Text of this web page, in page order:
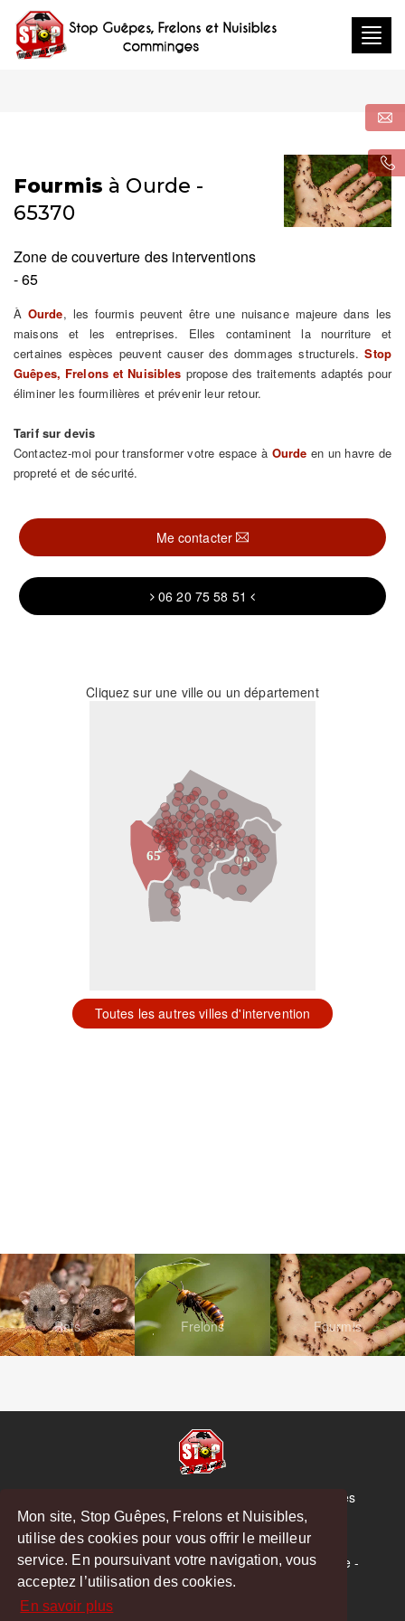
Mon site, Stop Guêpes, Frelons et Nuisibles,
utilise des cookies pour vous offrir le meilleur
service. En poursuivant votre navigation, vous
acceptez l’utilisation des cookies.
En savoir plus
Fourmis à Ourde -
65370
Zone de couverture des interventions
- 65
À Ourde, les fourmis peuvent être une nuisance majeure dans les
maisons et les entreprises. Elles contaminent la nourriture et
certaines espèces peuvent causer des dommages structurels.Stop
Guêpes, Frelons et Nuisibles propose des traitements adaptés pour
éliminer les fourmilières et prévenir leur retour.
Tarif sur devis
Contactez-moi pour transformer votre espace à Ourde en un havre de
propreté et de sécurité.
Me contacter
06 20 75 58 51
Cliquez sur une ville ou un département
31
09
65
Toutes les autres villes d'intervention
Rats Frelons Fourmis
© Copyright 2026 Stop Guêpes, Frelons et Nuisibles
Mentions légales
Créé parMattWeb
Saint-Gaudens-Saint-Girons-Boulogne-sur-Gesse-
Montréjeau